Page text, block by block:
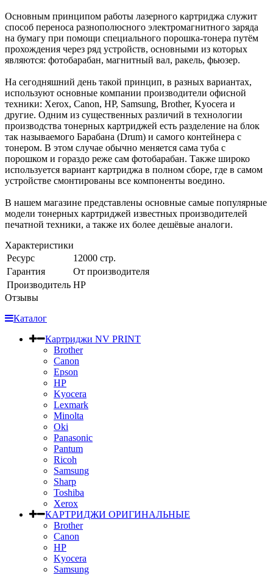
Основным принципом работы лазерного картриджа служит
способ переноса разнополюсного электромагнитного заряда
на бумагу при помощи специального порошка-тонера путём
прохождения через ряд устройств, основными из которых
являются: фотобарабан, магнитный вал, ракель, фьюзер.
На сегодняшний день такой принцип, в разных вариантах,
используют основные компании производители офисной
техники: Xerox, Canon, HP, Samsung, Brother, Kyocera и
другие. Одним из существенных различий в технологии
производства тонерных картриджей есть разделение на блок
так называемого Барабана (Drum) и самого контейнера с
тонером. В этом случае обычно меняется сама туба с
порошком и гораздо реже сам фотобарабан. Также широко
используется вариант картриджа в полном сборе, где в самом
устройстве смонтированы все компоненты воедино.
В нашем магазине представлены основные самые популярные
модели тонерных картриджей известных производителей
печатной техники, а также их более дешёвые аналоги.
Характеристики
Ресурс
12000 стр.
Гарантия
От производителя
Производитель HP
Отзывы
Каталог
Картриджи NV PRINT
Brother
Canon
Epson
HP
Kyocera
Lexmark
Minolta
Oki
Panasonic
Pantum
Ricoh
Samsung
Sharp
Toshiba
Xerox
КАРТРИДЖИ ОРИГИНАЛЬНЫЕ
Brother
Canon
HP
Kyocera
Samsung